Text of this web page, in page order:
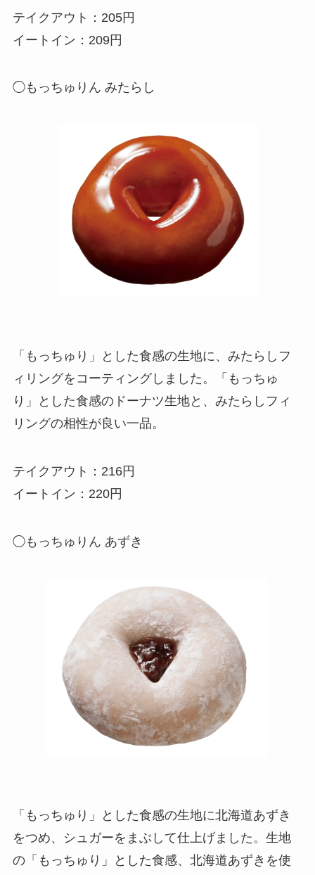
テイクアウト：205円
イートイン：209円
◯もっちゅりん みたらし
「もっちゅり」とした食感の生地に、みたらしフ
ィリングをコーティングしました。「もっちゅ
り」とした食感のドーナツ生地と、みたらしフィ
リングの相性が良い一品。
テイクアウト：216円
イートイン：220円
◯もっちゅりん あずき
「もっちゅり」とした食感の生地に北海道あずき
をつめ、シュガーをまぶして仕上げました。生地
の「もっちゅり」とした食感、北海道あずきを使